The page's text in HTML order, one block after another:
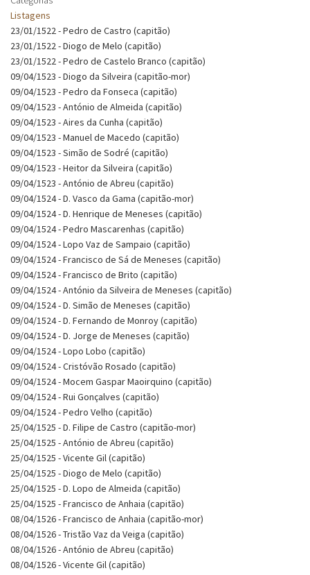
Listagens
23/01/1522 - Pedro de Castro (capitão)
23/01/1522 - Diogo de Melo (capitão)
23/01/1522 - Pedro de Castelo Branco (capitão)
09/04/1523 - Diogo da Silveira (capitão-mor)
09/04/1523 - Pedro da Fonseca (capitão)
09/04/1523 - António de Almeida (capitão)
09/04/1523 - Aires da Cunha (capitão)
09/04/1523 - Manuel de Macedo (capitão)
09/04/1523 - Simão de Sodré (capitão)
09/04/1523 - Heitor da Silveira (capitão)
09/04/1523 - António de Abreu (capitão)
09/04/1524 - D. Vasco da Gama (capitão-mor)
09/04/1524 - D. Henrique de Meneses (capitão)
09/04/1524 - Pedro Mascarenhas (capitão)
09/04/1524 - Lopo Vaz de Sampaio (capitão)
09/04/1524 - Francisco de Sá de Meneses (capitão)
09/04/1524 - Francisco de Brito (capitão)
09/04/1524 - António da Silveira de Meneses (capitão)
09/04/1524 - D. Simão de Meneses (capitão)
09/04/1524 - D. Fernando de Monroy (capitão)
09/04/1524 - D. Jorge de Meneses (capitão)
09/04/1524 - Lopo Lobo (capitão)
09/04/1524 - Cristóvão Rosado (capitão)
09/04/1524 - Mocem Gaspar Maoirquino (capitão)
09/04/1524 - Rui Gonçalves (capitão)
09/04/1524 - Pedro Velho (capitão)
25/04/1525 - D. Filipe de Castro (capitão-mor)
25/04/1525 - António de Abreu (capitão)
25/04/1525 - Vicente Gil (capitão)
25/04/1525 - Diogo de Melo (capitão)
25/04/1525 - D. Lopo de Almeida (capitão)
25/04/1525 - Francisco de Anhaia (capitão)
08/04/1526 - Francisco de Anhaia (capitão-mor)
08/04/1526 - Tristão Vaz da Veiga (capitão)
08/04/1526 - António de Abreu (capitão)
08/04/1526 - Vicente Gil (capitão)